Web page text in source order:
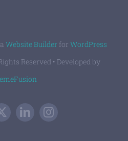
Website Builder for WordPress
Reserved • Developed by